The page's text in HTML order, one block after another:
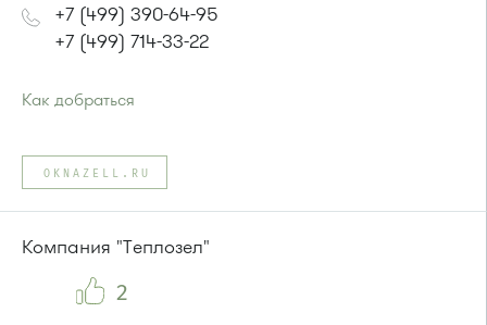
+7 (499) 390-64-95
+7 (499) 714-33-22
Как добраться
автобус 31
или до остановки"МИЭТ"
Автобусы № 2, 3, 9, 11, 19, 31, 32.
OKNAZELL.RU
Компания "Теплозел"
2